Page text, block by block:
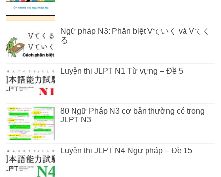
Ngữ pháp N3: Phân biệt Vていく và Vてく
る
Luyện thi JLPT N1 Từ vựng – Đề 5
80 Ngữ Pháp N3 cơ bản thường có trong
JLPT N3
Luyện thi JLPT N4 Ngữ pháp – Đề 15